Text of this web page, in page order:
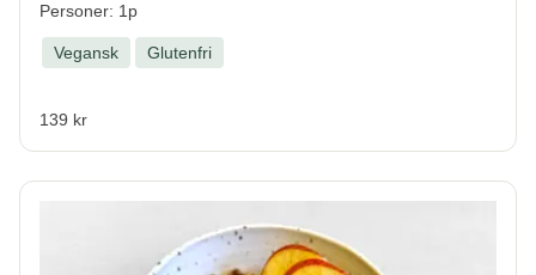
Personer: 1p
Vegansk Glutenfri
139 kr